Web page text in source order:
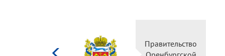
культуры
Правительство